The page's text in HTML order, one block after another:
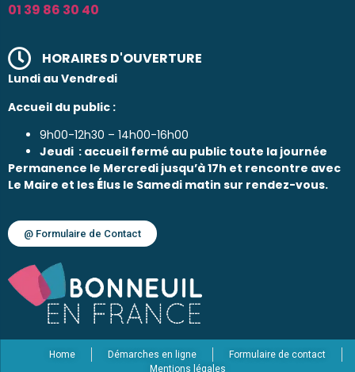
01 39 86 30 40
HORAIRES D'OUVERTURE
Lundi au Vendredi
Accueil du public :
9h00-12h30 – 14h00-16h00
Jeudi : accueil fermé au public toute la journée
Permanence le Mercredi jusqu’à 17h et rencontre avec
Le Maire et les Élus le Samedi matin sur rendez-vous.
@ Formulaire de Contact
Home Démarches en ligne
Formulaire de contact
Mentions légales